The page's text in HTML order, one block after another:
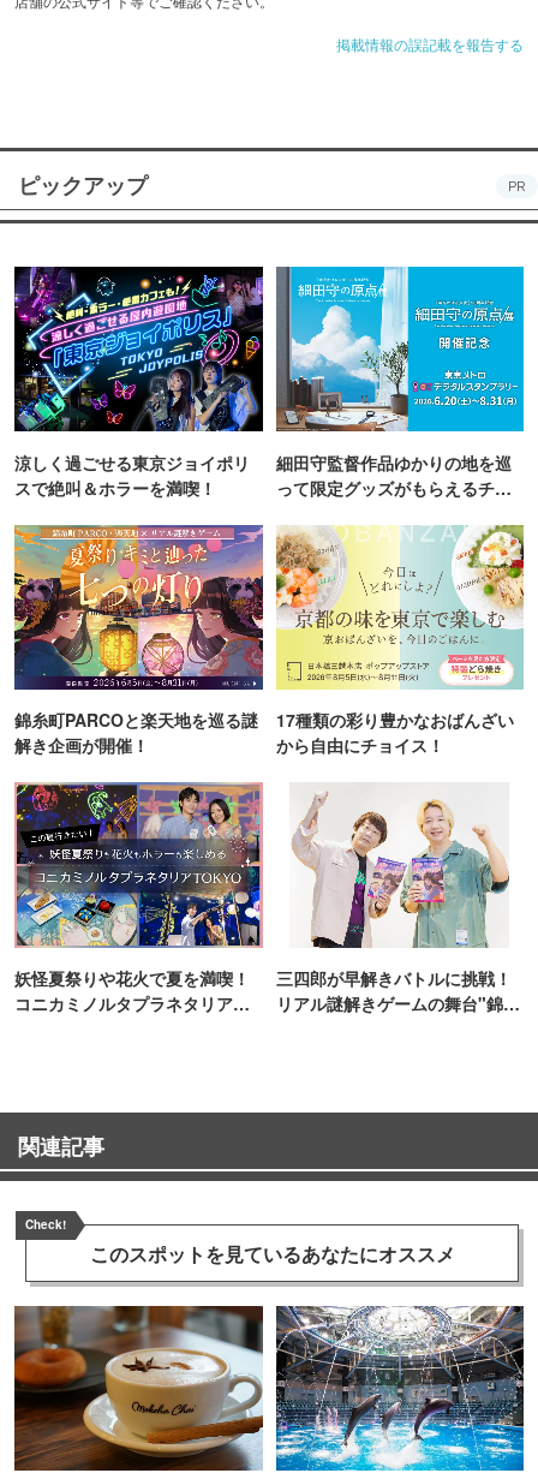
掲載情報の誤記載を報告する
ピックアップ PR
涼しく過ごせる東京ジョイポリ
スで絶叫＆ホラーを満喫！
細田守監督作品ゆかりの地を巡
って限定グッズがもらえるチャ
錦糸町PARCOと楽天地を巡る謎
解き企画が開催！
17種類の彩り豊かなおばんざい
から自由にチョイス！
妖怪夏祭りや花火で夏を満喫！
コニカミノルタプラネタリア
三四郎が早解きバトルに挑戦！
リアル謎解きゲームの舞台"錦糸
関連記事
Check!
このスポットを見ているあなたにオススメ